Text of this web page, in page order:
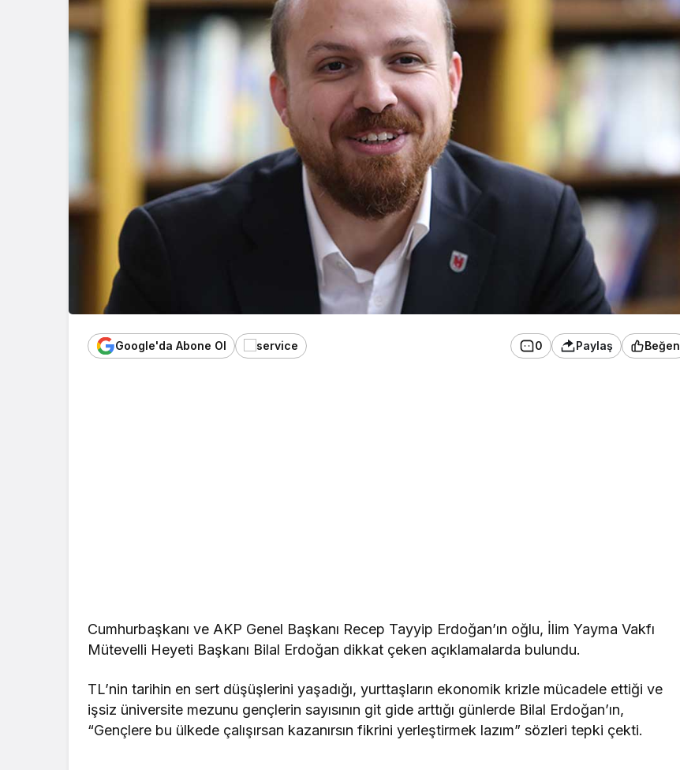
Google'da Abone Ol 0 Paylaş Beğen
Cumhurbaşkanı ve AKP Genel Başkanı Recep Tayyip Erdoğan’ın oğlu, İlim Yayma Vakfı
Mütevelli Heyeti Başkanı Bilal Erdoğan dikkat çeken açıklamalarda bulundu.
TL’nin tarihin en sert düşüşlerini yaşadığı, yurttaşların ekonomik krizle mücadele ettiği ve
işsiz üniversite mezunu gençlerin sayısının git gide arttığı günlerde Bilal Erdoğan’ın,
“Gençlere bu ülkede çalışırsan kazanırsın fikrini yerleştirmek lazım” sözleri tepki çekti.